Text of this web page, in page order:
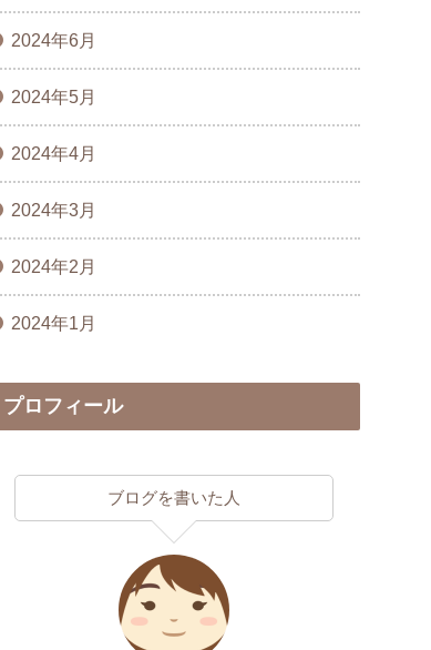
2024年6月
2024年5月
2024年4月
2024年3月
2024年2月
2024年1月
プロフィール
ブログを書いた人